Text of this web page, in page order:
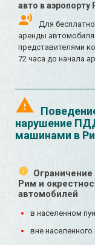
авто в аэропорту
Для
аренды
представителями
72 часа до начала
нарушение
машинами в
Ограничение
Рим и
автомобилей
в населенном
вне населенного